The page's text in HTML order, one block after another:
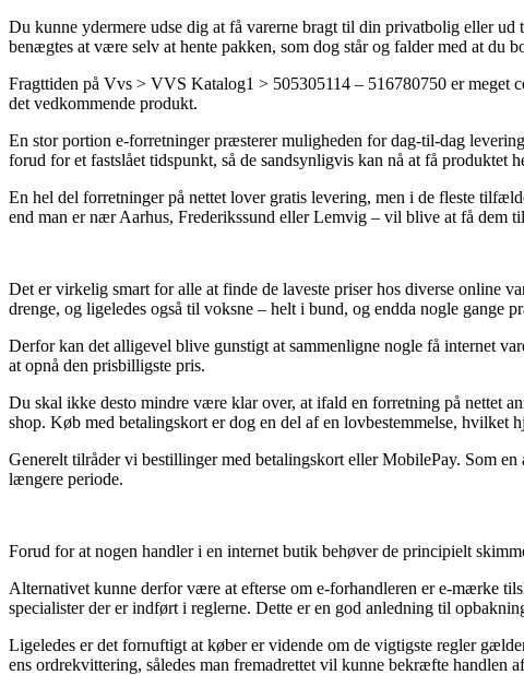
Du kunne ydermere udse dig at få varerne bragt til din privatbolig eller
benægtes at være selv at hente pakken, som dog står og falder med at du
Fragttiden på Vvs > VVS Katalog1 > 505305114 – 516780750 er meget
det vedkommende produkt.
En stor portion e-forretninger præsterer muligheden for dag-til-dag
forud for et fastslået tidspunkt, så de sandsynligvis kan nå at få produktet
En hel del forretninger på nettet lover gratis levering, men i de fleste
end man er nær Aarhus, Frederikssund eller Lemvig – vil blive at få dem
Det er virkelig smart for alle at finde de laveste priser hos diverse online
drenge, og ligeledes også til voksne – helt i bund, og endda nogle gange
Derfor kan det alligevel blive gunstigt at sammenligne nogle få internet
at opnå den prisbilligste pris.
Du skal ikke desto mindre være klar over, at ifald en forretning på nettet
shop. Køb med betalingskort er dog en del af en lovbestemmelse,
Generelt tilråder vi bestillinger med betalingskort eller MobilePay. Som
længere periode.
Forud for at nogen handler i en internet butik behøver de principielt
Alternativet kunne derfor være at efterse om e-forhandleren er e-mærke
specialister der er indført i reglerne. Dette er en god anledning til
Ligeledes er det fornuftigt at køber er vidende om de vigtigste regler
ens ordrekvittering, således man fremadrettet vil kunne bekræfte